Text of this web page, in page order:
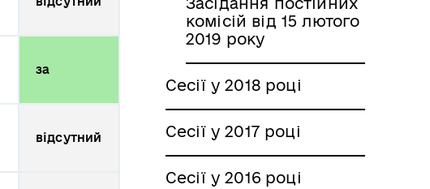
за
відсутний
комісій від 15 лютого
2019 року
Сесії у 2018 році
Сесії у 2017 році
Сесії у 2016 році